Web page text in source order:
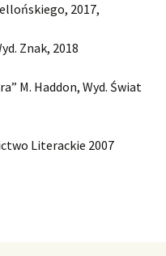
2017,
Znak, 2018
M. Haddon, Wyd. Świat
Literackie 2007